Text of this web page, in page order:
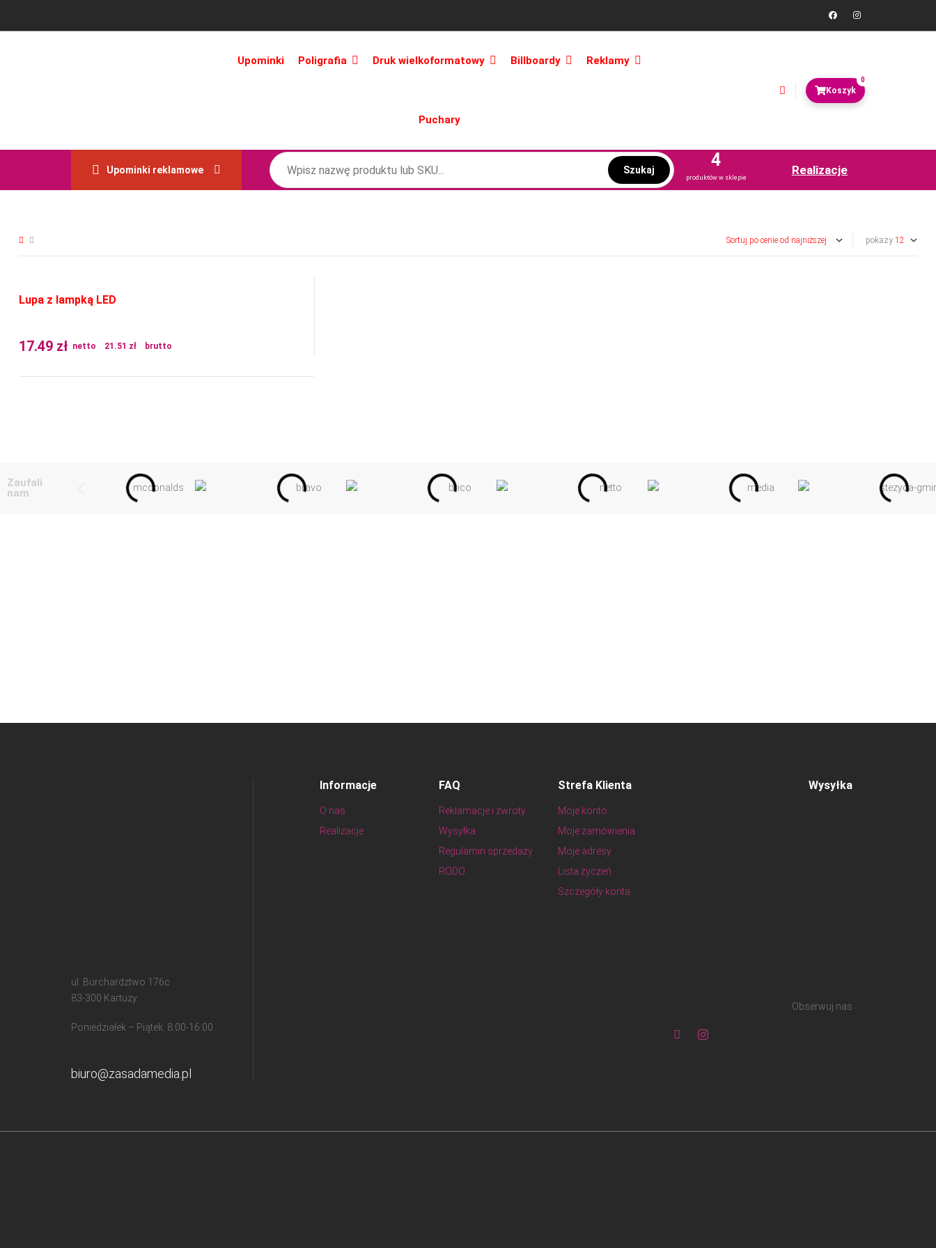
Upominki Poligrafia Druk wielkoformatowy Billboardy Reklamy
Puchary
0
Upominki reklamowe Szukaj
produktów w sklepie
4 Realizacje
pokazy
Lupa z lampką LED
17.49 zł netto 21.51 zł brutto
Zaufali
nam
ul. Burchardztwo 176c
83-300 Kartuzy
Poniedziałek – Piątek: 8:00-16:00
biuro@zasadamedia.pl
Informacje
O nas
Realizacje
FAQ
Reklamacje i zwroty
Wysyłka
Regulamin sprzedaży
RODO
Strefa Klienta
Moje konto
Moje zamówienia
Moje adresy
Lista życzeń
Szczegóły konta
Wysyłka
Obserwuj nas